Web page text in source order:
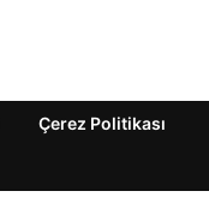
Çerez Politikası